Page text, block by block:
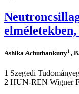
Ashika Achuthankutty11,
1 Szegedi
2 HUN-REN Wigner